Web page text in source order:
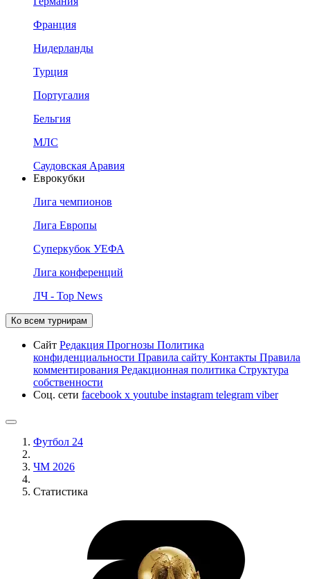
Франция
Нидерланды
Турция
Португалия
Бельгия
МЛС
Саудовская Аравия
Еврокубки
Лига чемпионов
Лига Европы
Суперкубок УЕФА
Лига конференций
ЛЧ - Top News
Ко всем турнирам
Сайт Редакция Прогнозы Политика
конфиденциальности Правила сайту Контакты Правила
комментирования Редакционная политика Структура
собственности
Соц. сети facebook x youtube instagram telegram viber
Футбол 24
ЧМ 2026
Статистика